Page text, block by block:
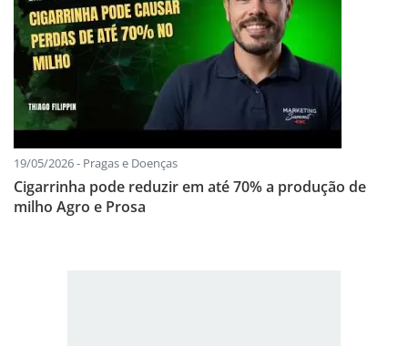
19/05/2026 - Pragas e Doenças
Cigarrinha pode reduzir em até 70% a produção de
milho Agro e Prosa